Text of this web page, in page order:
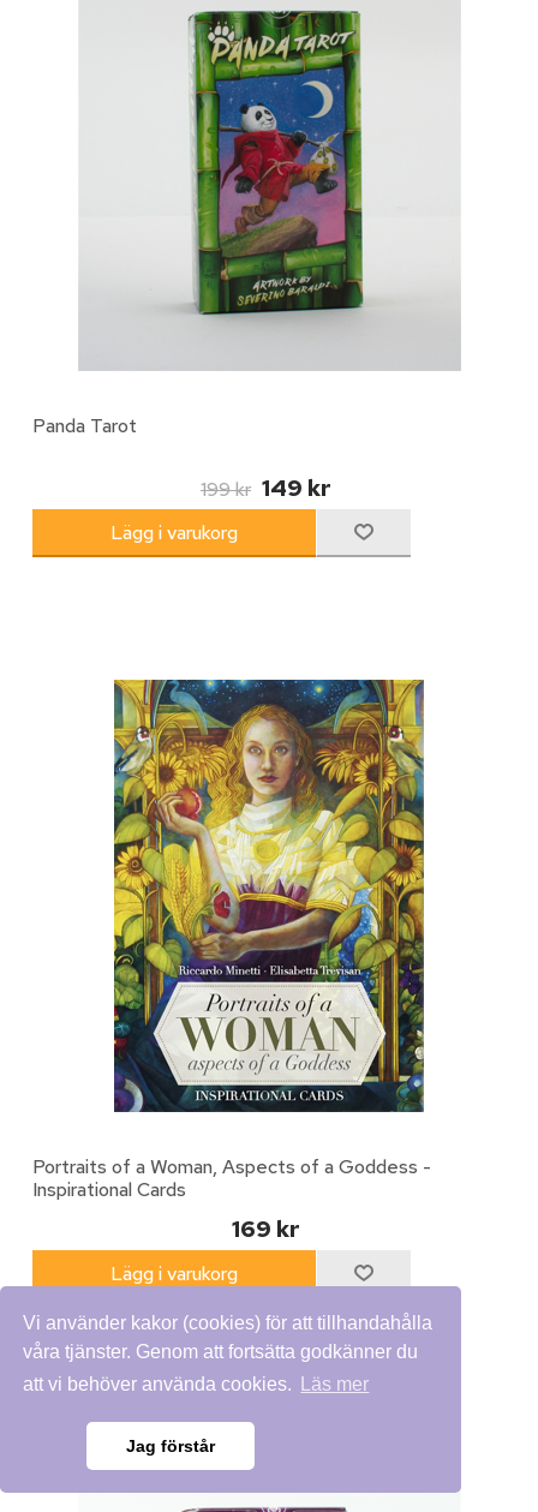
Vi använder kakor (cookies) för att tillhandahålla
våra tjänster. Genom att fortsätta godkänner du
att vi behöver använda cookies.
Läs mer
Jag förstår
Panda Tarot
199 kr 149 kr
Portraits of a Woman, Aspects of a Goddess -
Inspirational Cards
169 kr